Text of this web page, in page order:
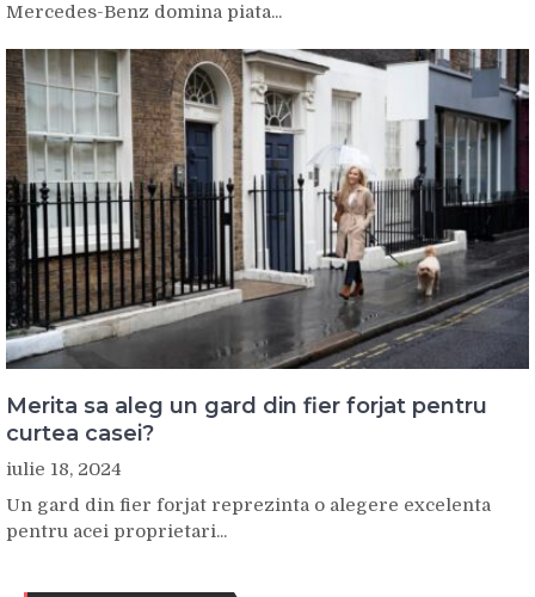
Mercedes-Benz domina piata...
Merita sa aleg un gard din fier forjat pentru
curtea casei?
iulie 18, 2024
Un gard din fier forjat reprezinta o alegere excelenta
pentru acei proprietari...